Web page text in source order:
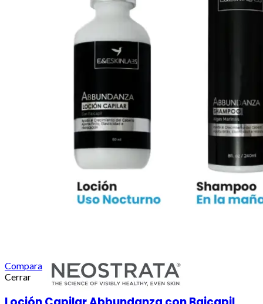
Compara
Cerrar